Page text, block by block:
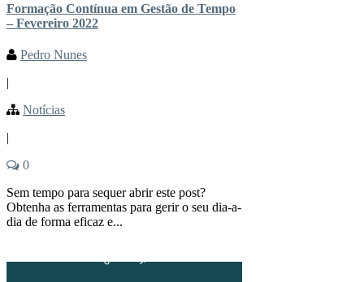
Formação Contínua em Gestão de Tempo
– Fevereiro 2022
Pedro Nunes
|
Notícias
|
0
Sem tempo para sequer abrir este post?
Obtenha as ferramentas para gerir o seu dia-a-
dia de forma eficaz e...